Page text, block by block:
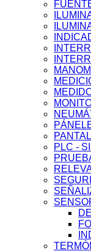
PLC -